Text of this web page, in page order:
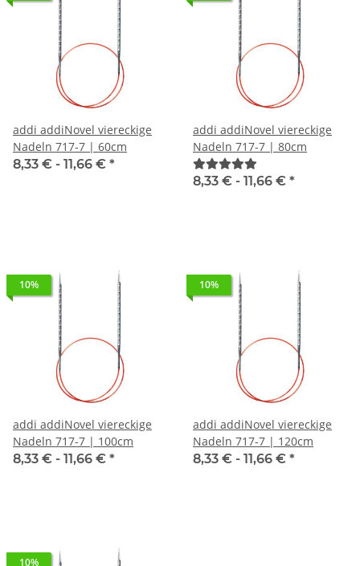
addi addiNovel viereckige
Nadeln 717-7 | 60cm
8,33 € - 11,66 € *
addi addiNovel viereckige
Nadeln 717-7 | 80cm
8,33 € - 11,66 € *
10%
addi addiNovel viereckige
Nadeln 717-7 | 100cm
8,33 € - 11,66 € *
10%
addi addiNovel viereckige
Nadeln 717-7 | 120cm
8,33 € - 11,66 € *
10%